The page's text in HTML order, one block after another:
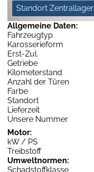
Standort Zentrallager
Allgemeine Daten:
Fahrzeugtyp
Karosserieform
Erst-Zul.
Getriebe
Kilometerstand
Anzahl der Türen
Farbe
Standort
Lieferzeit
Unsere Nummer
Motor:
kW / PS
Treibstoff
Umweltnormen:
Schadstoffklasse